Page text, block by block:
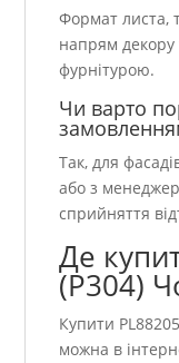
Формат листа,
напрям декору
фурнітурою.
Чи варто
Так, для
або з
сприйняття
Де
(P304)
Купити
можна в